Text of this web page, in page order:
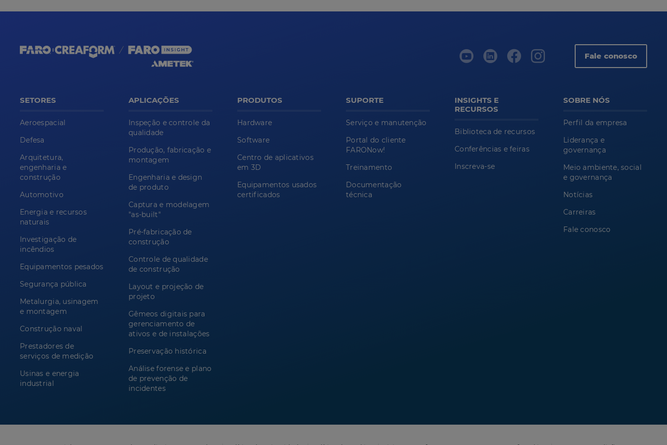
Fale conosco
SETORES
Aeroespacial
Defesa
Arquitetura,
engenharia e
construção
Automotivo
Energia e recursos
naturais
Investigação de
incêndios
Equipamentos pesados
Segurança pública
Metalurgia, usinagem
e montagem
Construção naval
Prestadores de
serviços de medição
Usinas e energia
industrial
APLICAÇÕES
Inspeção e controle da
qualidade
Produção, fabricação e
montagem
Engenharia e design
de produto
Captura e modelagem
"as-built"
Pré-fabricação de
construção
Controle de qualidade
de construção
Layout e projeção de
projeto
Gêmeos digitais para
gerenciamento de
ativos e de instalações
Preservação histórica
Análise forense e plano
de prevenção de
incidentes
PRODUTOS
Hardware
Software
Centro de aplicativos
em 3D
Equipamentos usados
certificados
SUPORTE
Serviço e manutenção
Portal do cliente
FARONow!
Treinamento
Documentação
técnica
INSIGHTS E
RECURSOS
Biblioteca de recursos
Conferências e feiras
Inscreva-se
SOBRE NÓS
Perfil da empresa
Liderança e
governança
Meio ambiente, social
e governança
Notícias
Carreiras
Fale conosco